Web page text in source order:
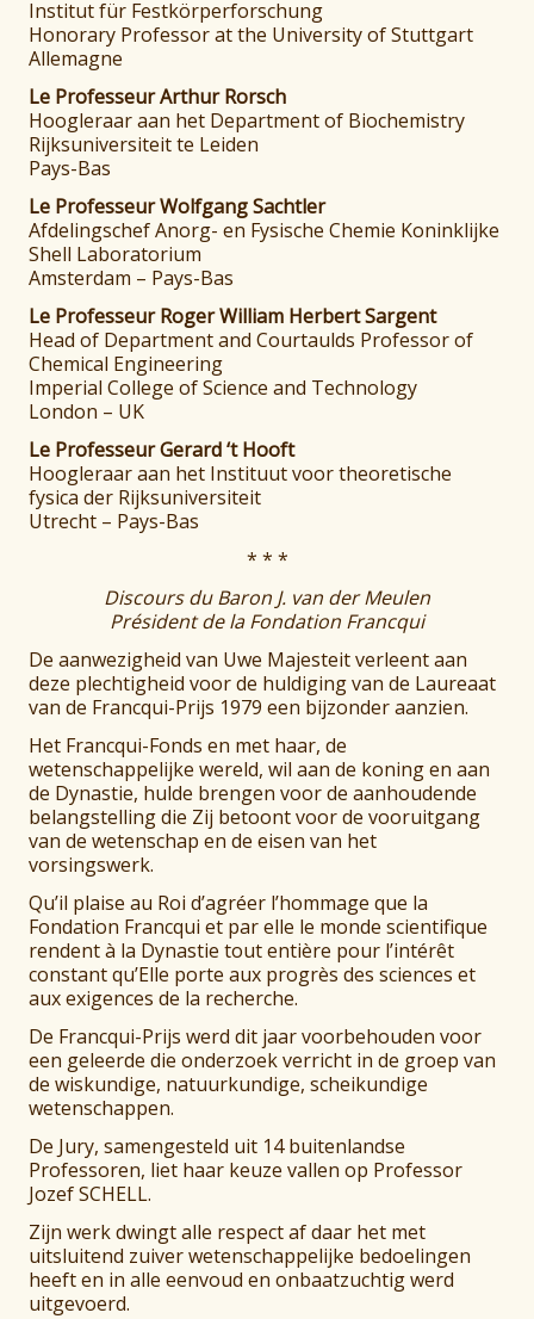
Institut für Festkörperforschung
Honorary Professor at the University of Stuttgart
Allemagne
Le Professeur Arthur Rorsch
Hoogleraar aan het Department of Biochemistry
Rijksuniversiteit te Leiden
Pays-Bas
Le Professeur Wolfgang Sachtler
Afdelingschef Anorg- en Fysische Chemie Koninklijke
Shell Laboratorium
Amsterdam – Pays-Bas
Le Professeur Roger William Herbert Sargent
Head of Department and Courtaulds Professor of
Chemical Engineering
Imperial College of Science and Technology
London – UK
Le Professeur Gerard ‘t Hooft
Hoogleraar aan het Instituut voor theoretische
fysica der Rijksuniversiteit
Utrecht – Pays-Bas
* * *
Discours du Baron J. van der Meulen
Président de la Fondation Francqui
De aanwezigheid van Uwe Majesteit verleent aan
deze plechtigheid voor de huldiging van de Laureaat
van de Francqui-Prijs 1979 een bijzonder aanzien.
Het Francqui-Fonds en met haar, de
wetenschappelijke wereld, wil aan de koning en aan
de Dynastie, hulde brengen voor de aanhoudende
belangstelling die Zij betoont voor de vooruitgang
van de wetenschap en de eisen van het
vorsingswerk.
Qu’il plaise au Roi d’agréer l’hommage que la
Fondation Francqui et par elle le monde scientifique
rendent à la Dynastie tout entière pour l’intérêt
constant qu’Elle porte aux progrès des sciences et
aux exigences de la recherche.
De Francqui-Prijs werd dit jaar voorbehouden voor
een geleerde die onderzoek verricht in de groep van
de wiskundige, natuurkundige, scheikundige
wetenschappen.
De Jury, samengesteld uit 14 buitenlandse
Professoren, liet haar keuze vallen op Professor
Jozef SCHELL.
Zijn werk dwingt alle respect af daar het met
uitsluitend zuiver wetenschappelijke bedoelingen
heeft en in alle eenvoud en onbaatzuchtig werd
uitgevoerd.